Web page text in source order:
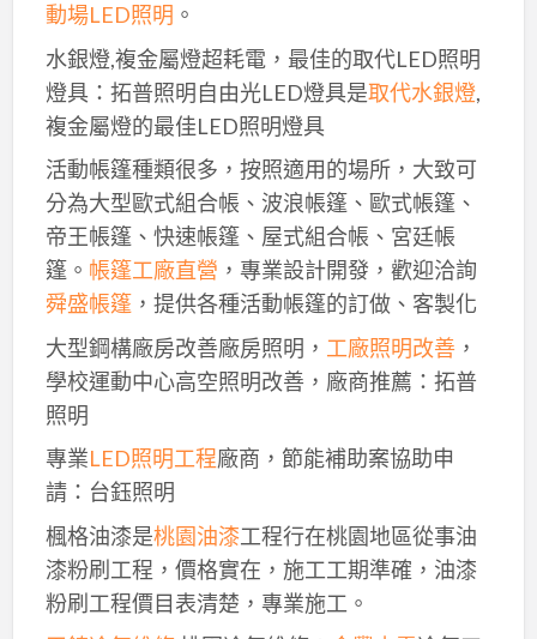
動場LED照明 。
水銀燈,複金屬燈超耗電，最佳的取代LED照明
燈具：拓普照明自由光LED燈具是取代水銀燈,
複金屬燈的最佳LED照明燈具
活動帳篷種類很多，按照適用的場所，大致可
分為大型歐式組合帳、波浪帳篷、歐式帳篷、
帝王帳篷、快速帳篷、屋式組合帳、宮廷帳
篷。 帳篷工廠直營 ，專業設計開發，歡迎洽詢
舜盛帳篷，提供各種活動帳篷的訂做、客製化
大型鋼構廠房改善廠房照明， 工廠照明改善，
學校運動中心高空照明改善，廠商推薦：拓普
照明
專業LED照明工程廠商，節能補助案協助申
請：台鈺照明
楓格油漆是桃園油漆工程行在桃園地區從事油
漆粉刷工程，價格實在，施工工期準確，油漆
粉刷工程價目表清楚，專業施工。